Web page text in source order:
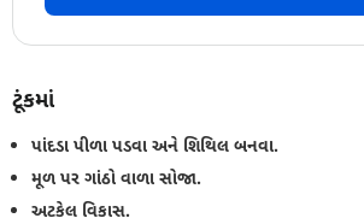
ટૂંકમાં
પાંદડા પીળા પડવા અને શિથિલ બનવા.
મૂળ પર ગાંઠો વાળા સોજા.
અટકેલ વિકાસ.